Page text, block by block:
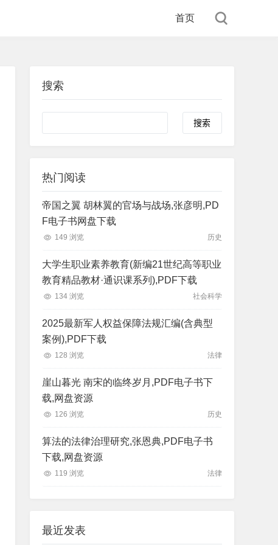
首页
搜索
Search
热门阅读
帝国之翼 胡林翼的官场与战场,张彦明,PD
F电子书网盘下载
149 浏览 历史
大学生职业素养教育(新编21世纪高等职业
教育精品教材·通识课系列),PDF下载
134 浏览 社会科学
2025最新军人权益保障法规汇编(含典型
案例),PDF下载
128 浏览 法律
崖山暮光 南宋的临终岁月,PDF电子书下
载,网盘资源
126 浏览 历史
算法的法律治理研究,张恩典,PDF电子书
下载,网盘资源
119 浏览 法律
最近发表